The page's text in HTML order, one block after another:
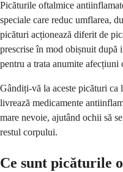
Picăturile oftalmice
speciale care reduc umflarea,
picături acționează diferit de
prescrise în mod obișnuit după
pentru a trata anumite
Gândiți-vă la aceste picături
livrează medicamente
mare nevoie, ajutând ochii să
restul corpului.
Ce sunt picăturile